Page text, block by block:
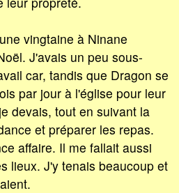
vingtaine à Ninane
J'avais un peu sous-
car, tandis que Dragon se
par jour à l'église pour leur
devais, tout en suivant la
et préparer les repas.
affaire. Il me fallait aussi
lieux. J'y tenais beaucoup et